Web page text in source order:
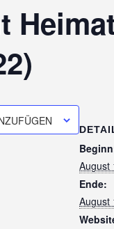
August
Ende:
August